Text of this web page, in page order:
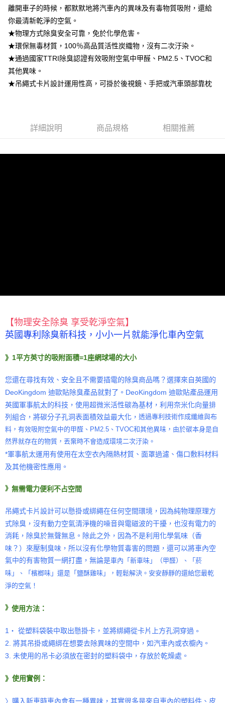
【「AFTEE先享後付」結帳流程】
１．於結帳方式選擇「AFTEE先享後付」後，將跳轉至「AFTEE先享後付」
結帳頁面，進行簡訊認證並確認金額後，即可完成結帳。
２．訂單成立數日內，您將收到繳費通知簡訊。
３．收到繳費通知簡訊後14天內，點擊此簡訊中的連結，可透過四大超商／
ATM／網路銀行／等多元方式進行付款，方視為交易完成。
※ 請注意：結帳手續完成當下不需立刻繳費，但若您需要取消訂單，請聯絡
購買商品的店家。未經商家同意取消之訂單仍視為有效，需透過AFTEE先享
全家取貨付款
每筆NT$60，滿NT$499(含以上)免運費
7-11取貨付款
每筆NT$60，滿NT$499(含以上)免運費
宅配
每筆NT$60，滿NT$499(含以上)免運費
離開車子的時候，都默默地將汽車內的異味及有毒物質吸附，還給
你最清新乾淨的空氣。
★物理方式除臭安全可靠，免於化學危害。
★環保無毒材質，100％高品質活性炭織物，沒有二次汙染。
★通過國家TTRI除臭認證有效吸附空氣中甲醛、PM2.5、TVOC和
其他異味。
★吊繩式卡片設計運用性高，可掛於後視鏡、手把或汽車頭部靠枕
詳細說明 商品規格 相關推薦
【物理安全除臭 享受乾淨空氣】
英國專利除臭新科技， 小小一片就能淨化車內空氣
》1平方英寸的吸附面積=1座網球場的大小
您還在尋找有效、安全且不需要插電的除臭商品嗎？選擇來自英國的
DeoKingdom 迪歐貼除臭產品就對了。DeoKingdom 迪歐貼產品運用
英國軍事航太的科技，使用超微米活性碳為基材，利用奈米化向量排
列組合，將碳分子孔洞表面積效益最大化， 透過專利技術作成纖維與布
料， 有效吸附空氣中的甲醛、PM2.5、TVOC和其他異味，由於碳本身是自
然界就存在的物質，丟棄時不會造成環境二次汙染。
*軍事航太運用有使用在太空衣內隔熱材質、面罩過濾、傷口敷料材料
及其他機密性應用。
》 無需電力便利不占空間
吊繩式卡片設計可以懸掛或綁繩在任何空間環境，因為純物理原理方
式除臭，沒有動力空氣清淨機的噪音與電磁波的干擾，也沒有電力的
消耗，除臭於無聲無息。除此之外，因為不是利用化學氣味（香
味？）來壓制臭味，所以沒有化學物質毒害的問題，還可以將車內空
氣中的有害物質一網打盡，無論是車內 「新車味」 （甲醛）、
「菸
味」、「檳榔味」還是「鹽酥雞味」
，輕鬆解決。安安靜靜的還給您最乾
淨的空氣 ！
》 使用方法：
1‧ 從塑料袋裝中取出懸掛卡，並將綁繩從卡片上方孔洞穿過 。
2. 將其吊掛或繩綁在想要去除異味的空間中，如汽車內或衣櫥內。
3. 未使用的吊卡必須放在密封的塑料袋中，存放於乾燥處。
》 使用實例：
〉購入新車時車內會有一種異味，其實很多是來自車內的塑料件、皮